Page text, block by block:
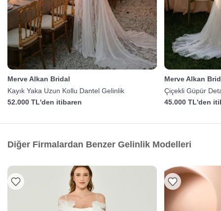
Merve Alkan Bridal
Kayık Yaka Uzun Kollu Dantel Gelinlik
52.000 TL'den itibaren
Merve Alkan
Çiçekli Güpür
45.000 TL'den
Diğer Firmalardan Benzer Gelinlik Modelleri